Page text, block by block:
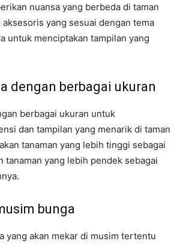
nuansa yang berbeda di taman
aksesoris yang sesuai dengan tema
untuk menciptakan tampilan yang
dengan berbagai ukuran
berbagai ukuran untuk
dan tampilan yang menarik di taman
tanaman yang lebih tinggi sebagai
tanaman yang lebih pendek sebagai
bunga
yang akan mekar di musim tertentu